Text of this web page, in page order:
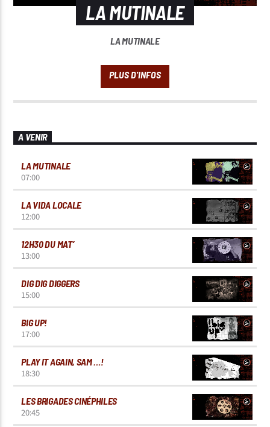
LA MUTINALE
LA MUTINALE
A VENIR
LA MUTINALE
07:00
LA VIDA LOCALE
12:00
12H30 DU MAT’
13:00
DIG DIG DIGGERS
15:00
BIG UP!
17:00
PLAY IT AGAIN, SAM …!
18:30
LES BRIGADES CINÉPHILES
20:45